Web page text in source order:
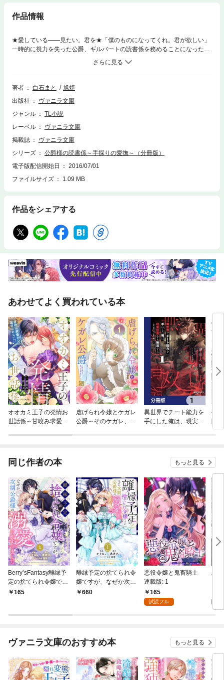
作品情報
★愛している――見たい。君を★「僕のものになってくれ。君が欲しい」
一時的に視力を失った公爵、ギルバートの読書係を務めることになったフ
ィアナ。毅然としていながら優しい彼に惹かれていく彼女だが、彼の叔父
に母親の命を盾にある指輪を探せと脅され思い悩む。ある夜、薬で意識の
混濁したギルバートに求められ、抱かれてしまうが翌日、彼はそのことを
覚えておらず……!? ■君の姿さえ、この瞳に映せない……ロマンチックラ
著者 白石まと
旭炬
出版社
ヴァニラ文庫
ジャンル
TL小説
レーベル
ヴァニラ文庫
掲載誌
ヴァニラ文庫
シリーズ
公爵様の読書係～手探りの愛撫～（分冊版）
電子版配信開始日
2016/07/01
ファイルサイズ
1.09 MB
作品をシェアする
あわせてよく買われている本
オオカミ王子の発情お
世話係～甘咬み求愛か
虐げられ令嬢とケガレ
公爵～そのケガレ、払
異世界でチート能力を
手にした俺は、現実世
売
隣
れる
同じ作者の本 もっと見る
Berry’sFantasy離縁予
定の捨てられ令嬢です
が、なぜか次期公爵様
165
離縁予定の捨てられ令
嬢ですが、なぜか次期
公爵様の溺愛が始まり
660
悪役令嬢と鬼畜騎士
連載版: 1
165
試読フル
悪
ヴァニラ文庫のおすすめ本 もっと見る